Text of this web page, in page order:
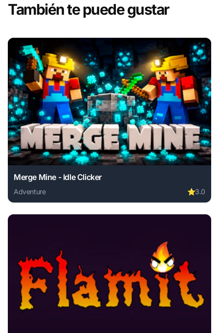
También te puede gustar
Merge Mine - Idle Clicker
Adventure ⭐3.0
Play Merge Mine - Idle Clicker online free. adventure